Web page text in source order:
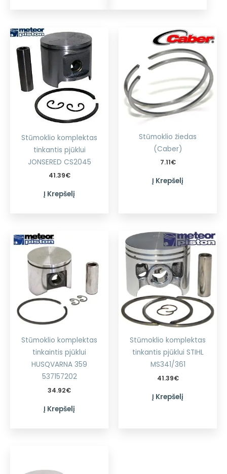
Stūmoklio komplektas
tinkantis pjūklui
JONSERED CS2045
41.39€
Į Krepšelį
Stūmoklio žiedas
(Caber)
7.11€
Į Krepšelį
Stūmoklio komplektas
tinkaintis pjūklui
HUSQVARNA 359
537157202
34.92€
Į Krepšelį
Stūmoklio komplektas
tinkantis pjūklui STIHL
MS341/361
41.39€
Į Krepšelį